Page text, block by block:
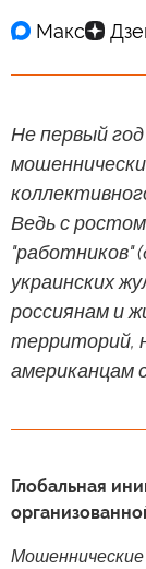
Не первый
Ведь с
"работников"
украинских
россиянам и
территорий,
американцам
Глобальная